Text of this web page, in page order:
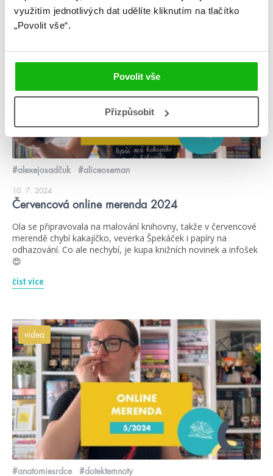
využitím jednotlivých dat udělíte kliknutím na tlačítko
„Povolit vše“.
Povolit vše
Přizpůsobit
#alexejosadčuk #aliceoseman
10. 7. 2024
Červencová online merenda 2024
Ola se připravovala na malování knihovny, takže v červencové
merendě chybí kakajíčko, veverka Špekáček i papíry na
odhazování. Co ale nechybí, je kupa knižních novinek a infošek
😍
číst více
videa
#anatomiesrdce #dotektemnoty